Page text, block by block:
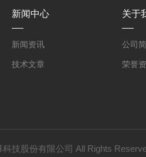
新闻中心
新闻资讯
技术文章
关于
公司
荣誉
科技股份有限公司 All Rights